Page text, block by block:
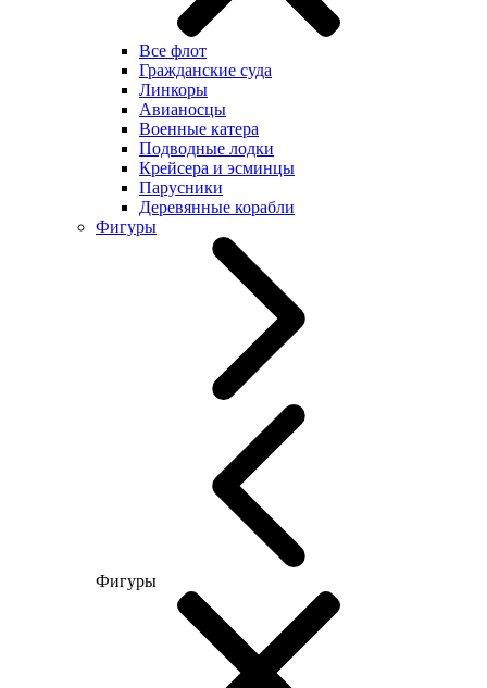
Все флот
Гражданские суда
Линкоры
Авианосцы
Военные катера
Подводные лодки
Крейсера и эсминцы
Парусники
Деревянные корабли
Фигуры
Фигуры